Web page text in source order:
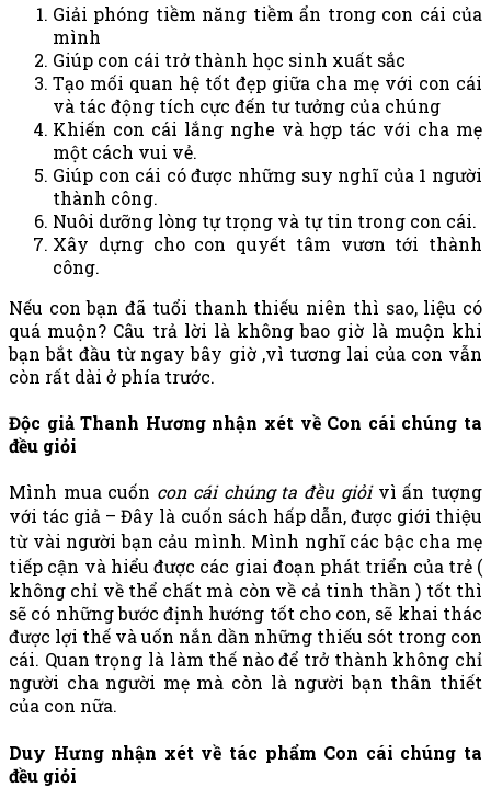
Giải phóng tiềm năng tiềm ẩn trong con cái của
mình
Giúp con cái trở thành học sinh xuất sắc
Tạo mối quan hệ tốt đẹp giữa cha mẹ với con cái
và tác động tích cực đến tư tưởng của chúng
Khiến con cái lắng nghe và hợp tác với cha mẹ
một cách vui vẻ.
Giúp con cái có được những suy nghĩ của 1 người
thành công.
Nuôi dưỡng lòng tự trọng và tự tin trong con cái.
Xây dựng cho con quyết tâm vươn tới thành
công.
Nếu con bạn đã tuổi thanh thiếu niên thì sao, liệu có
quá muộn? Câu trả lời là không bao giờ là muộn khi
bạn bắt đầu từ ngay bây giờ ,vì tương lai của con vẫn
còn rất dài ở phía trước.
Độc giả Thanh Hương nhận xét về Con cái chúng ta
đều giỏi
Mình mua cuốn con cái chúng ta đều giỏivì ấn tượng
với tác giả – Đây là cuốn sách hấp dẫn, được giới thiệu
từ vài người bạn cảu mình. Mình nghĩ các bậc cha mẹ
tiếp cận và hiểu được các giai đoạn phát triển của trẻ (
không chỉ về thể chất mà còn về cả tinh thần ) tốt thì
sẽ có những bước định hướng tốt cho con, sẽ khai thác
được lợi thế và uốn nắn dần những thiếu sót trong con
cái. Quan trọng là làm thế nào để trở thành không chỉ
người cha người mẹ mà còn là người bạn thân thiết
của con nữa.
Duy Hưng nhận xét về tác phẩm Con cái chúng ta
đều giỏi